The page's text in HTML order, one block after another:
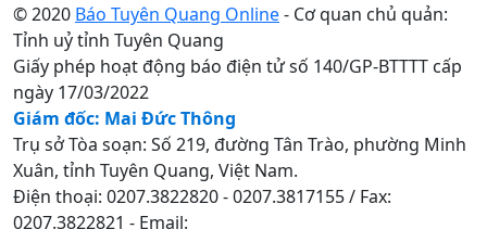
© 2020 Báo Tuyên Quang Online- Cơ quan chủ quản:
Tỉnh uỷ tỉnh Tuyên Quang
Giấy phép hoạt động báo điện tử số 140/GP-BTTTT cấp
ngày 17/03/2022
Giám đốc: Mai Đức Thông
Trụ sở Tòa soạn: Số 219, đường Tân Trào, phường Minh
Xuân, tỉnh Tuyên Quang, Việt Nam.
Điện thoại: 0207.3822820 - 0207.3817155 / Fax:
0207.3822821 - Email: